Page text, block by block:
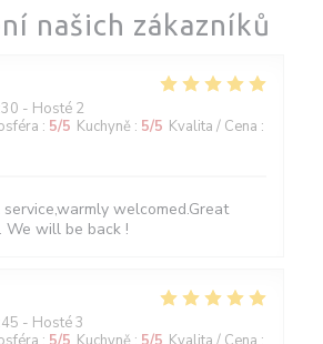
našich zákazníků
- Hosté 2
: 5/5 Kuchyně : 5/5 Kvalita / Cena :
welcomed.Great
We will be back !
- Hosté 3